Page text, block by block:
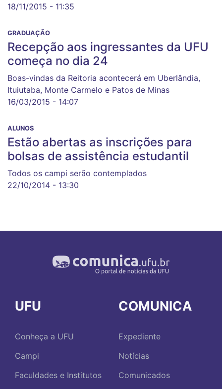
18/11/2015 - 11:35
GRADUAÇÃO
Recepção aos ingressantes da UFU
começa no dia 24
Boas-vindas da Reitoria acontecerá em Uberlândia,
Ituiutaba, Monte Carmelo e Patos de Minas
16/03/2015 - 14:07
ALUNOS
Estão abertas as inscrições para
bolsas de assistência estudantil
Todos os campi serão contemplados
22/10/2014 - 13:30
UFU
Conheça a UFU
Campi
Faculdades e Institutos
COMUNICA
Expediente
Notícias
Comunicados